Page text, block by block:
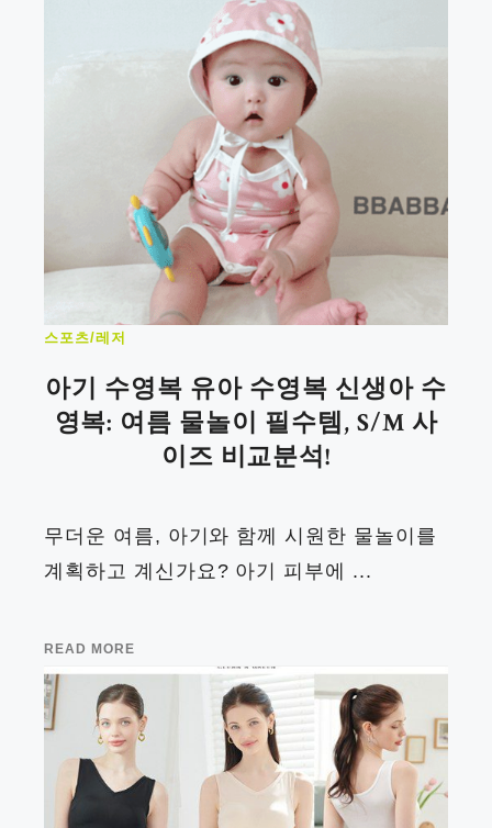
스포츠/레저
아기 수영복 유아 수영복 신생아 수
영복: 여름 물놀이 필수템, S/M 사
이즈 비교분석!
무더운 여름, 아기와 함께 시원한 물놀이를
계획하고 계신가요? 아기 피부에 ...
READ MORE